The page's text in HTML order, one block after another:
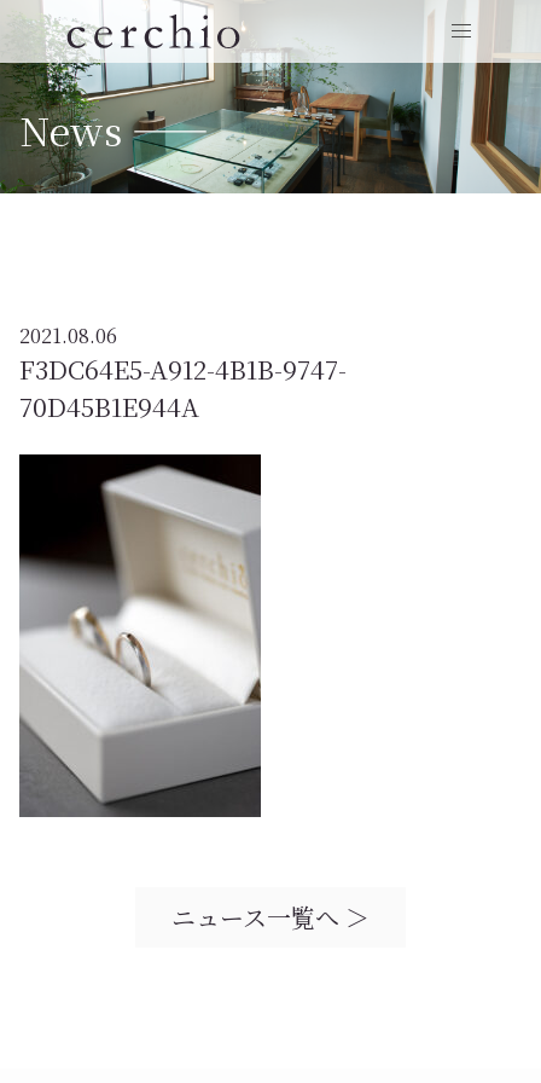
News ——
2021.08.06
F3DC64E5-A912-4B1B-9747-
70D45B1E944A
ニュース一覧へ ＞